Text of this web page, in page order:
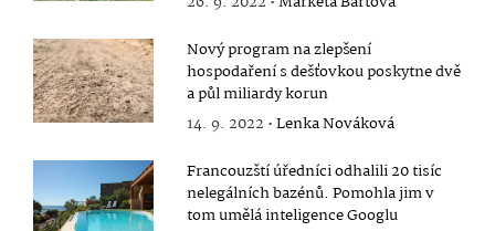
Nový program na zlepšení
hospodaření s dešťovkou poskytne dvě
a půl miliardy korun
14. 9. 2022 •Lenka Nováková
Francouzští úředníci odhalili 20 tisíc
nelegálních bazénů. Pomohla jim v
tom umělá inteligence Googlu